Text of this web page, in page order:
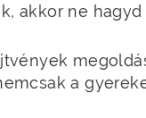
akkor ne
a